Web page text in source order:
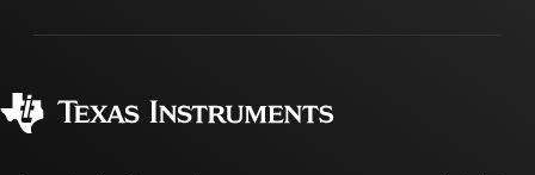
Fertigung
myTI-Konto FAQs
Häufig gestellte Fragen zu Bestellungen